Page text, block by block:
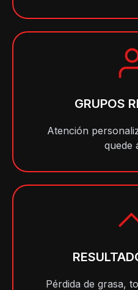
GRUPOS
Atención
quede
Pérdida de grasa,